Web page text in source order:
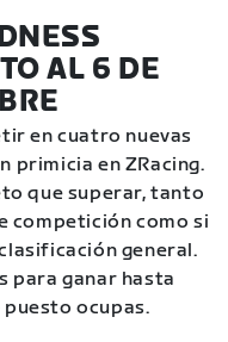
AL 6 DE
en cuatro nuevas
primicia en ZRacing.
que superar, tanto
competición como si
general.
para ganar hasta
puesto ocupas.